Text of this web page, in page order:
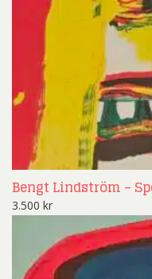
Bengt Lindström –
3.500 kr